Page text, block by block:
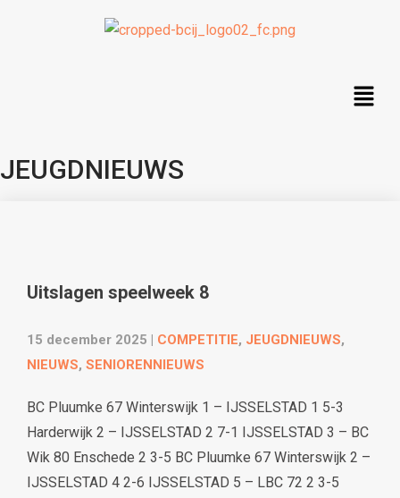
JEUGDNIEUWS
Uitslagen speelweek 8
15 december 2025 COMPETITIE, JEUGDNIEUWS,
NIEUWS, SENIORENNIEUWS
BC Pluumke 67 Winterswijk 1 – IJSSELSTAD 1 5-3
Harderwijk 2 – IJSSELSTAD 2 7-1 IJSSELSTAD 3 – BC
Wik 80 Enschede 2 3-5 BC Pluumke 67 Winterswijk 2 –
IJSSELSTAD 4 2-6 IJSSELSTAD 5 – LBC 72 2 3-5